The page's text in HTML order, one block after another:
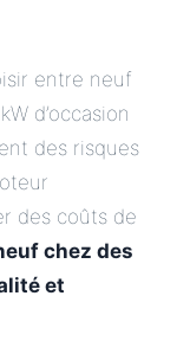
entre neuf
d’occasion
des risques
des coûts de
chez des
et